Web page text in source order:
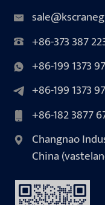
+86-373 387
+86-199 1373
+86-199 1373
+86-182 3877
Changnao
China